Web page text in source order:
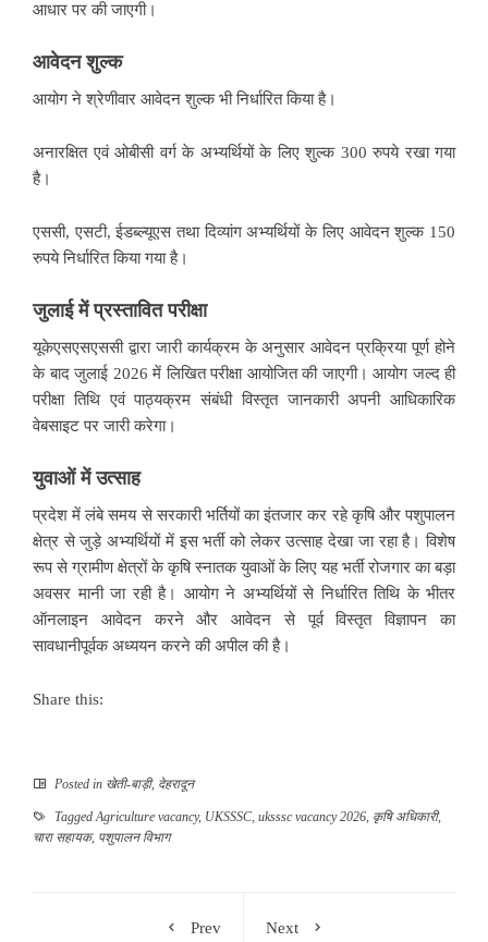
आधार पर की जाएगी।
आवेदन शुल्क
आयोग ने श्रेणीवार आवेदन शुल्क भी निर्धारित किया है।
अनारक्षित एवं ओबीसी वर्ग के अभ्यर्थियों के लिए शुल्क 300 रुपये रखा गया
है।
एससी, एसटी, ईडब्ल्यूएस तथा दिव्यांग अभ्यर्थियों के लिए आवेदन शुल्क 150
रुपये निर्धारित किया गया है।
जुलाई में प्रस्तावित परीक्षा
यूकेएसएसएससी द्वारा जारी कार्यक्रम के अनुसार आवेदन प्रक्रिया पूर्ण होने
के बाद जुलाई 2026 में लिखित परीक्षा आयोजित की जाएगी। आयोग जल्द ही
परीक्षा तिथि एवं पाठ्यक्रम संबंधी विस्तृत जानकारी अपनी आधिकारिक
वेबसाइट पर जारी करेगा।
युवाओं में उत्साह
प्रदेश में लंबे समय से सरकारी भर्तियों का इंतजार कर रहे कृषि और पशुपालन
क्षेत्र से जुड़े अभ्यर्थियों में इस भर्ती को लेकर उत्साह देखा जा रहा है। विशेष
रूप से ग्रामीण क्षेत्रों के कृषि स्नातक युवाओं के लिए यह भर्ती रोजगार का बड़ा
अवसर मानी जा रही है। आयोग ने अभ्यर्थियों से निर्धारित तिथि के भीतर
ऑनलाइन आवेदन करने और आवेदन से पूर्व विस्तृत विज्ञापन का
सावधानीपूर्वक अध्ययन करने की अपील की है।
Share this:
Posted in खेती-बाड़ी, देहरादून
TaggedAgriculture vacancy, UKSSSC, uksssc vacancy 2026, कृषि अधिकारी,
चारा सहायक, पशुपालन विभाग
Prev Next